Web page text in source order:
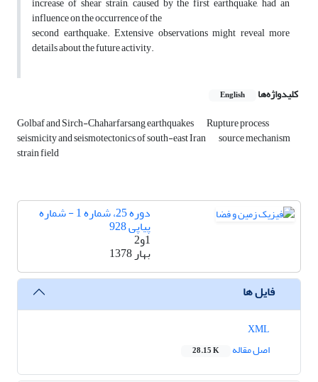
influence on the occurrence of the
second earthquake. Extensive observations might reveal more
details about the future activity.
کلیدواژه‌ها English
Golbaf and Sirch-Chaharfarsang earthquakes Rupture process
seismicity and seismotectonics of south-east Iran source mechanism
strain field
دوره 25، شماره 1 - شماره
پیاپی 928
1و2
بهار 1378
فایل ها
اصل مقاله
28.15 K